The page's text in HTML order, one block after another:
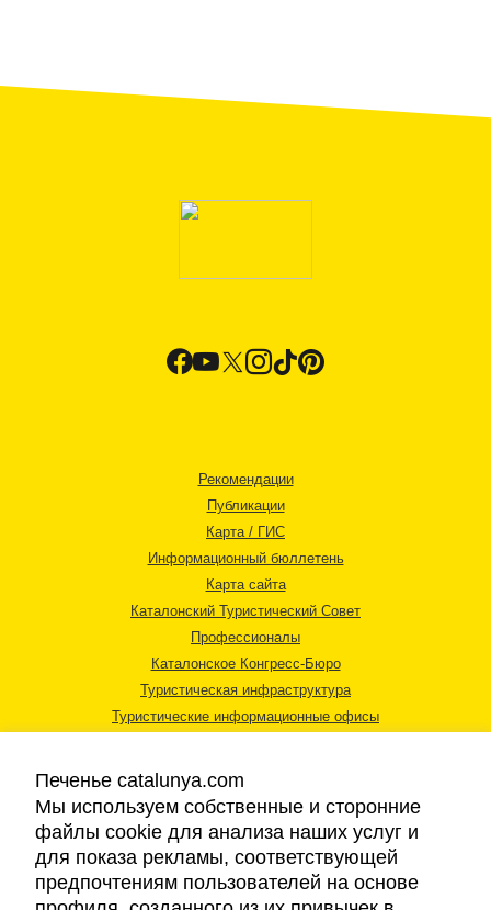
Рекомендации
Публикации
Карта / ГИС
Информационный бюллетень
Карта сайта
Каталонский Туристический Совет
Профессионалы
Каталонское Конгресс-Бюро
Туристическая инфраструктура
Туристические информационные офисы
Правовая информация
Печенье catalunya.com
Мы используем собственные и сторонние
файлы cookie для анализа наших услуг и
для показа рекламы, соответствующей
предпочтениям пользователей на основе